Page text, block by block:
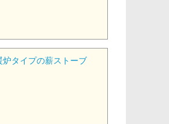
炉タイプの薪ストーブ